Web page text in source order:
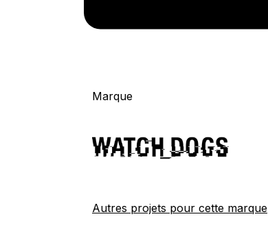
Marque
Autres projets pour cette marque